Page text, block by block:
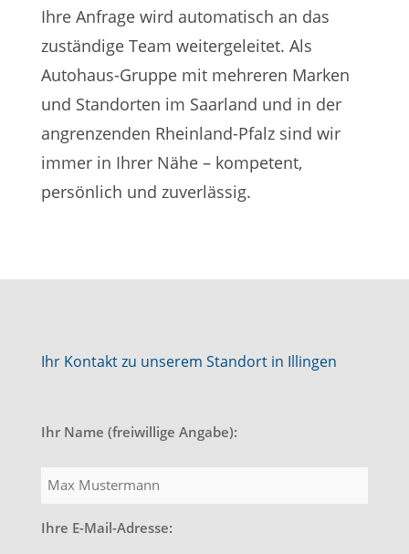
Ihre Anfrage wird automatisch an das
zuständige Team weitergeleitet. Als
Autohaus-Gruppe mit mehreren Marken
und Standorten im Saarland und in der
angrenzenden Rheinland-Pfalz sind wir
immer in Ihrer Nähe – kompetent,
persönlich und zuverlässig.
Ihr Kontakt zu unserem Standort in Illingen
Ihr Name (freiwillige Angabe):
Ihre E-Mail-Adresse: